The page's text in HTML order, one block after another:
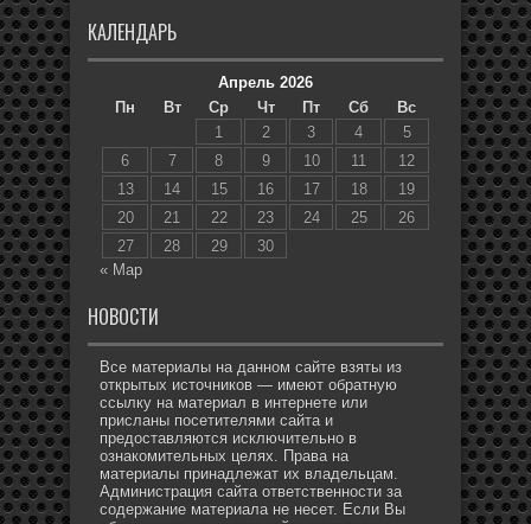
КАЛЕНДАРЬ
Апрель 2026
Пн
Вт Ср Чт Пт Сб
Вс
1
2 3 4
5
6
7 8 9 10 11
12
13
14 15 16 17 18
19
20
21 22 23 24 25
26
27
28 29
30
« Мар
НОВОСТИ
Все материалы на данном сайте взяты из
открытых источников — имеют обратную
ссылку на материал в интернете или
присланы посетителями сайта и
предоставляются исключительно в
ознакомительных целях. Права на
материалы принадлежат их владельцам.
Администрация сайта ответственности за
содержание материала не несет. Если Вы